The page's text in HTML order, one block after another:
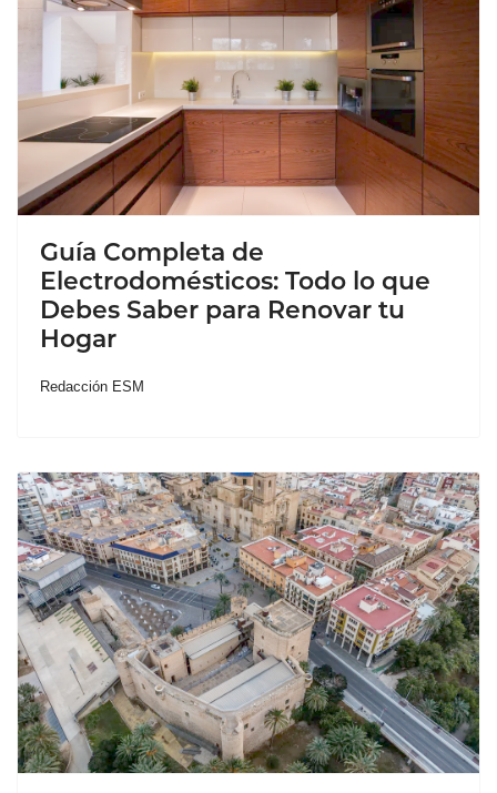
Guía Completa de
Electrodomésticos: Todo lo que
Debes Saber para Renovar tu
Hogar
Redacción ESM